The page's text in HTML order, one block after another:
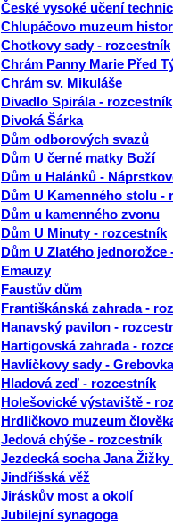
České vysoké učení
Chlupáčovo muzeum
Chotkovy sady - rozcestník
Chrám Panny Marie Před
Chrám sv. Mikuláše
Divadlo Spirála - rozcestník
Divoká Šárka
Dům odborových svazů
Dům U černé matky Boží
Dům u Halánků -
Dům U Kamenného stolu -
Dům u kamenného zvonu
Dům U Minuty - rozcestník
Dům U Zlatého jednorožce
Emauzy
Faustův dům
Františkánská zahrada -
Hanavský pavilon -
Hartigovská zahrada -
Havlíčkovy sady - Grebovka
Hladová zeď - rozcestník
Holešovické výstaviště -
Hrdličkovo muzeum
Jedová chýše - rozcestník
Jezdecká socha Jana
Jindřišská věž
Jiráskův most a okolí
Jubilejní synagoga